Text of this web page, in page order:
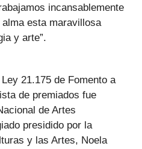
incansablemente
esta maravillosa
y arte”.
21.175 de Fomento a
de premiados fue
de Artes
presidido por la
y las Artes, Noela